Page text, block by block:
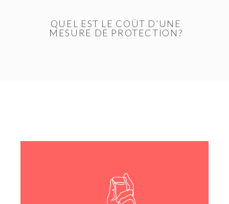
QUEL EST LE COÛT D’UNE
MESURE DE PROTECTION?